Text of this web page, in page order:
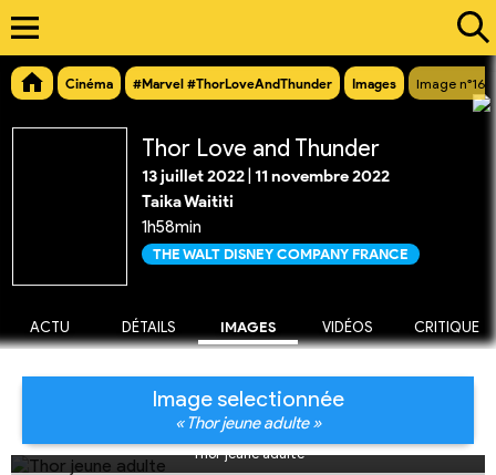
Cinéma #Marvel #ThorLoveAndThunder Images Image
Thor Love and Thunder
13 juillet 2022 11 novembre 2022
Taika Waititi
1h58min
THE WALT DISNEY COMPANY FRANCE
ACTU DÉTAILS IMAGES VIDÉOS CRITIQUE
Image selectionnée
« Thor jeune adulte »
Thor jeune adulte